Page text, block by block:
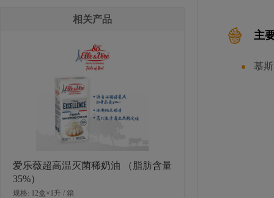
卫斯白巧克力纳唯亚（29%可可脂）
规格: 1桶×5公斤 / 箱
相关产品
爱乐薇超高温灭菌稀奶油 （脂肪含量
35%）
规格: 12盒×1升 / 箱
主
慕